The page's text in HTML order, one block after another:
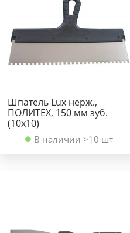
Шпатель Lux нерж.,
ПОЛИТЕХ, 150 мм зуб.
(10х10)
В наличии >10 шт